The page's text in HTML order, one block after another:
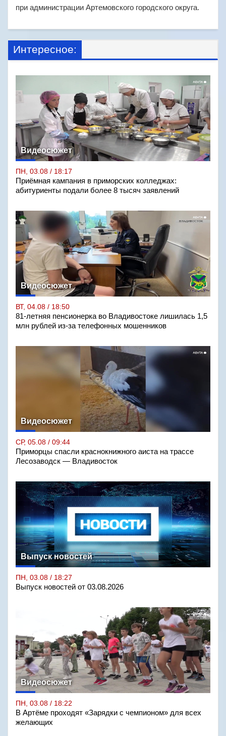
при администрации Артемовского городского округа.
Интересное:
Видеосюжет
ПН, 03.08 / 18:17
Приёмная кампания в приморских колледжах:
абитуриенты подали более 8 тысяч заявлений
Видеосюжет
ВТ, 04.08 / 18:50
81-летняя пенсионерка во Владивостоке лишилась 1,5
млн рублей из-за телефонных мошенников
Видеосюжет
СР, 05.08 / 09:44
Приморцы спасли краснокнижного аиста на трассе
Лесозаводск — Владивосток
Выпуск новостей
ПН, 03.08 / 18:27
Выпуск новостей от 03.08.2026
Видеосюжет
ПН, 03.08 / 18:22
В Артёме проходят «Зарядки с чемпионом» для всех
желающих